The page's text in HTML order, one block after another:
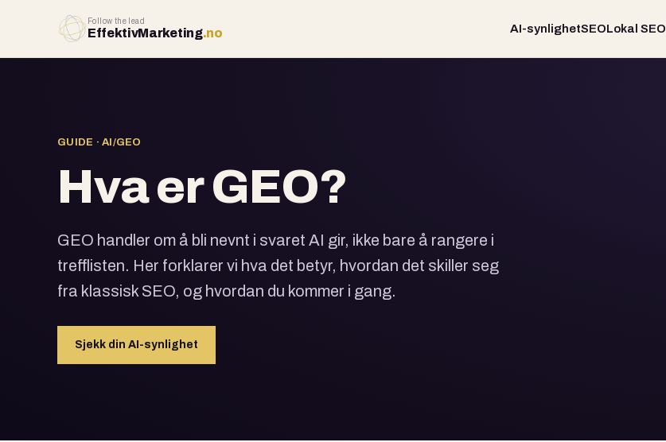
Follow the lead
EffektivMarketing.no AI-synlighetSEOLokal SEO
GUIDE · AI/GEO
Hva er GEO?
GEO handler om å bli nevnt i svaret AI gir, ikke bare å rangere i
trefflisten. Her forklarer vi hva det betyr, hvordan det skiller seg
fra klassisk SEO, og hvordan du kommer i gang.
Sjekk din AI-synlighet